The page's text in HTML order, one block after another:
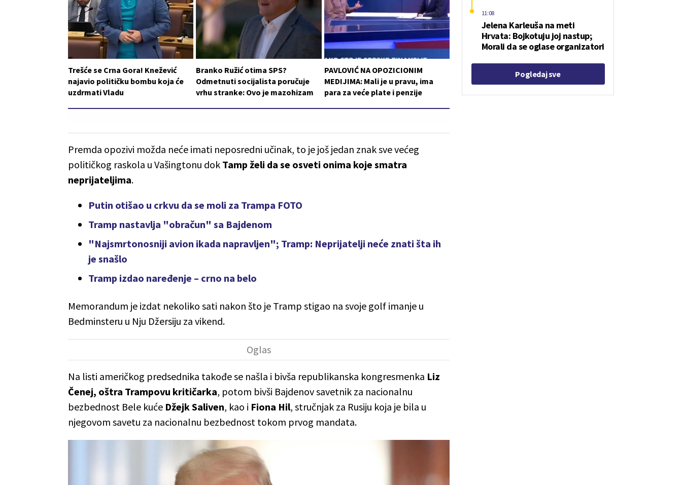
Trešće se Crna Gora! Knežević
najavio političku bombu koja će
uzdrmati Vladu
Branko Ružić otima SPS?
Odmetnuti socijalista poručuje
vrhu stranke: Ovo je mazohizam
PAVLOVIĆ NA OPOZICIONIM
MEDIJIMA: Mali je u pravu, ima
para za veće plate i penzije
Premda opozivi možda neće imati neposredni učinak, to je još jedan znak sve većeg
političkog raskola u Vašingtonu dok Tamp želi da se osveti onima koje smatra
neprijateljima.
Putin otišao u crkvu da se moli za Trampa FOTO
Tramp nastavlja "obračun" sa Bajdenom
"Najsmrtonosniji avion ikada napravljen"; Tramp: Neprijatelji neće znati šta ih
je snašlo
Tramp izdao naređenje – crno na belo
Memorandum je izdat nekoliko sati nakon što je Tramp stigao na svoje golf imanje u
Bedminsteru u Nju Džersiju za vikend.
Na listi američkog predsednika takođe se našla i bivša republikanska kongresmenka Liz
Čenej, oštra Trampovu kritičarka, potom bivši Bajdenov savetnik za nacionalnu
bezbednost Bele kuće Džejk Saliven, kao i Fiona Hil, stručnjak za Rusiju koja je bila u
njegovom savetu za nacionalnu bezbednost tokom prvog mandata.
Jelena Karleuša na meti
Hrvata: Bojkotuju joj nastup;
Morali da se oglase organizatori
11:08
Pogledaj sve